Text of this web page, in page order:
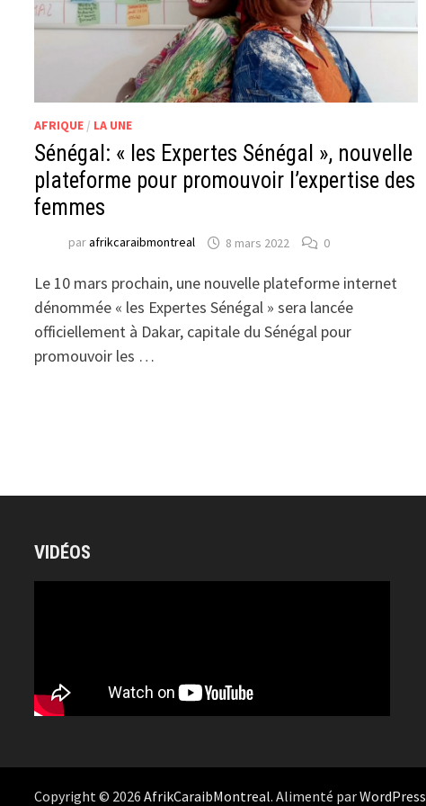
AFRIQUE / LA UNE
Sénégal: « les Expertes Sénégal », nouvelle
plateforme pour promouvoir l’expertise des
femmes
parafrikcaraibmontreal 8 mars 2022 0
Le 10 mars prochain, une nouvelle plateforme internet
dénommée « les Expertes Sénégal » sera lancée
officiellement à Dakar, capitale du Sénégal pour
promouvoir les …
VIDÉOS
Copyright © 2026AfrikCaraibMontreal. Alimenté parWordPress